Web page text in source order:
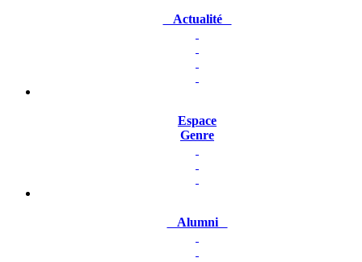
Actualité
Espace
Genre
Alumni